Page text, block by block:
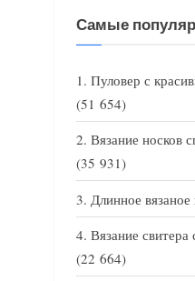
Самые
Пуловер с
(51 654)
Вязание носков
(35 931)
Длинное вязаное
Вязание
(22 664)